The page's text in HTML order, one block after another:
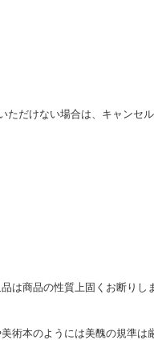
ただけない場合は、キャンセ
は商品の性質上固くお断りし
術本のようには美醜の規準は